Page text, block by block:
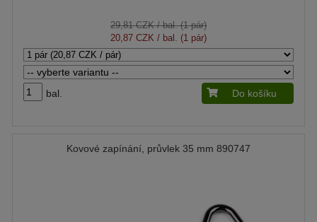
29,81 CZK/ bal. (1 pár)
20,87 CZK / bal. (1 pár)
bal. Do košíku
Kovové zapínání, průvlek 35 mm 890747